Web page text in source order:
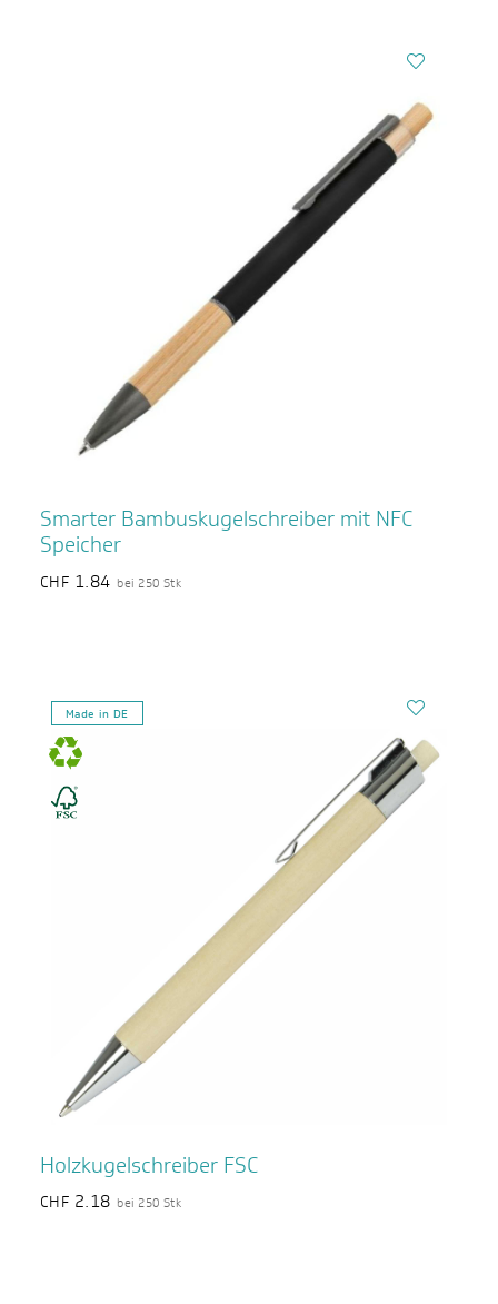
Smarter Bambuskugelschreiber mit NFC
Speicher
CHF 1.84 bei 250 Stk
Made in DE
Holzkugelschreiber FSC
CHF 2.18 bei 250 Stk